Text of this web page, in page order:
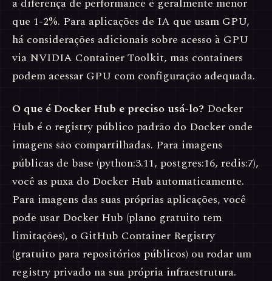
a diferença de performance é geralmente menor
que 1-2%. Para aplicações de IA que usam GPU,
há considerações adicionais sobre acesso à GPU
via NVIDIA Container Toolkit, mas containers
podem acessar GPU com configuração adequada.
O que é Docker Hub e preciso usá-lo? Docker
Hub é o registry público padrão do Docker onde
imagens são compartilhadas. Para imagens
públicas de base (python:3.11, postgres:16, redis:7),
você as puxa do Docker Hub automaticamente.
Para imagens das suas próprias aplicações, você
pode usar Docker Hub (plano gratuito tem
limitações), o GitHub Container Registry
(gratuito para repositórios públicos) ou rodar um
registry privado na sua própria infraestrutura.